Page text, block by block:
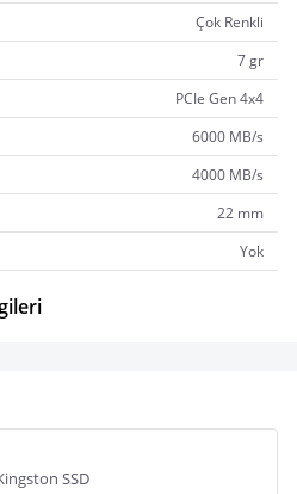
Çok Renkli
7 gr
PCIe Gen 4x4
6000 MB/s
4000 MB/s
22 mm
Yok
SSD